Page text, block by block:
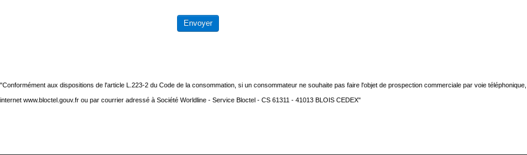
Envoyer
"Conformément aux dispositions de l'article L.223-2 du Code de la consommation, si un consommateur ne souhaite pas faire l'objet de prospection commerciale par voie
internet www.bloctel.gouv.fr ou par courrier adressé à Société Worldline - Service Bloctel - CS 61311 - 41013 BLOIS CEDEX"